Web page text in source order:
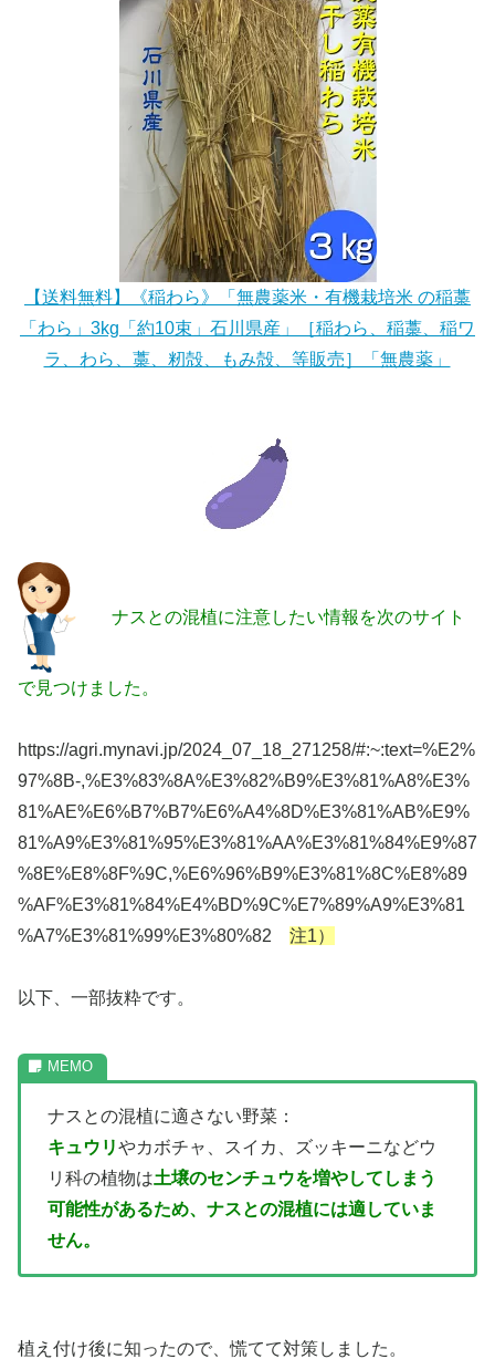
【送料無料】《稲わら》「無農薬米・有機栽培米 の稲藁
「わら」3kg「約10束」石川県産」［稲わら、稲藁、稲ワ
ラ、わら、藁、籾殻、もみ殻、等販売］「無農薬」
ナスとの混植に注意したい情報を次のサイト
で見つけました。
https://agri.mynavi.jp/2024_07_18_271258/#:~:text=%E2%
97%8B-,%E3%83%8A%E3%82%B9%E3%81%A8%E3%
81%AE%E6%B7%B7%E6%A4%8D%E3%81%AB%E9%
81%A9%E3%81%95%E3%81%AA%E3%81%84%E9%87
%8E%E8%8F%9C,%E6%96%B9%E3%81%8C%E8%89
%AF%E3%81%84%E4%BD%9C%E7%89%A9%E3%81
%A7%E3%81%99%E3%80%82 注1）
以下、一部抜粋です。
ナスとの混植に適さない野菜：
キュウリやカボチャ、スイカ、ズッキーニなどウ
リ科の植物は土壌のセンチュウを増やしてしまう
可能性があるため、ナスとの混植には適していま
せん。
植え付け後に知ったので、慌てて対策しました。